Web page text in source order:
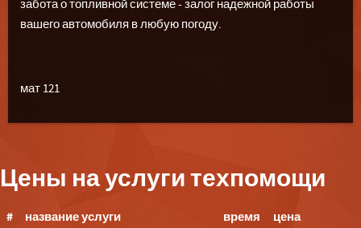
забота о топливной системе - залог надежной работы
вашего автомобиля в любую погоду.
мат 121
Цены на услуги техпомощи
# название услуги время цена